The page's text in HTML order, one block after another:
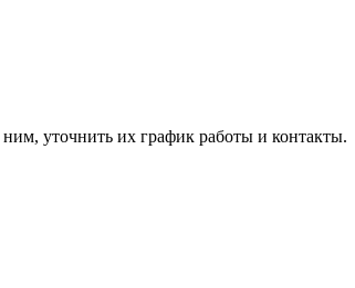
ним, уточнить их график работы и контакты.